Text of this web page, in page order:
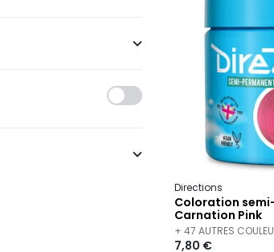
Directions
Coloration
Carnation Pink
+ 47 AUTRES
7,80 €